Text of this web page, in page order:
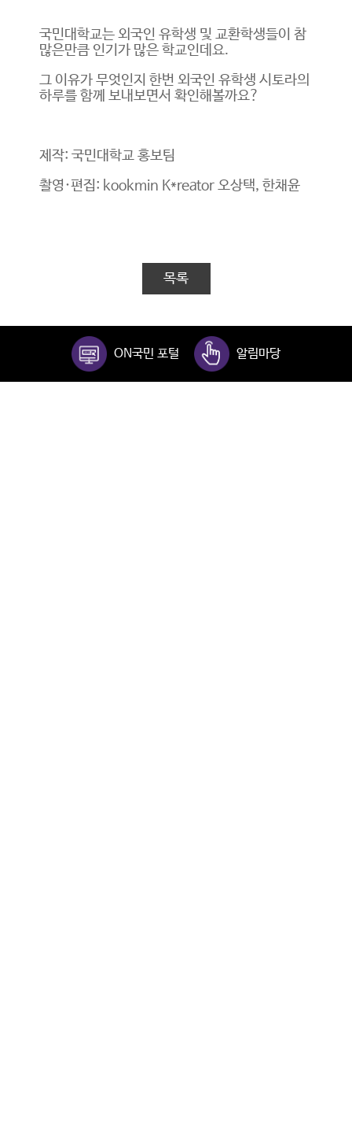
국민대학교는 외국인 유학생 및 교환학생들이 참
많은만큼 인기가 많은 학교인데요.
그 이유가 무엇인지 한번 외국인 유학생 시토라의
하루를 함께 보내보면서 확인해볼까요?
제작: 국민대학교 홍보팀
촬영·편집: kookmin K*reator 오상택, 한채윤
목록
ON국민 포털 알림마당